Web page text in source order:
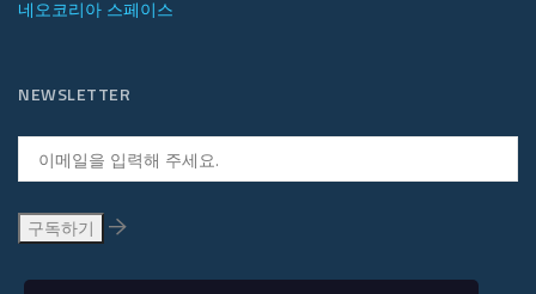
네오코리아 스페이스
NEWSLETTER